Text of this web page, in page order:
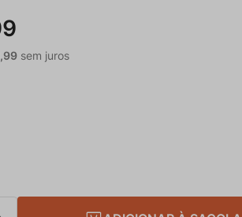
,99 sem juros